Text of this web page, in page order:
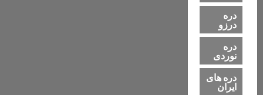
دره
درزو
دره
نوردی
دره های
ایران